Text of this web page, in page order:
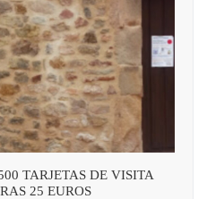
TARJETAS DE VISITA
25 EUROS